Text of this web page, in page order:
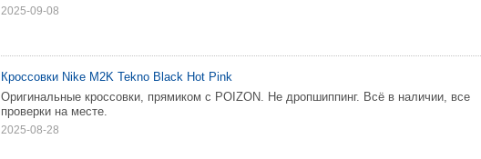
2025-09-08
Кроссовки Nike M2K Tekno Black Hot Pink
Оригинальные кроссовки, прямиком с POIZON. Не дропшиппинг. Всё в наличии, все
проверки на месте.
2025-08-28